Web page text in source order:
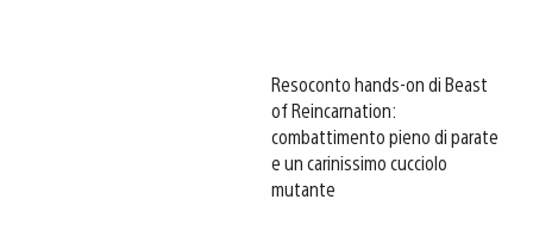
Resoconto hands-on di Beast
of Reincarnation:
combattimento pieno di parate
e un carinissimo cucciolo
mutante